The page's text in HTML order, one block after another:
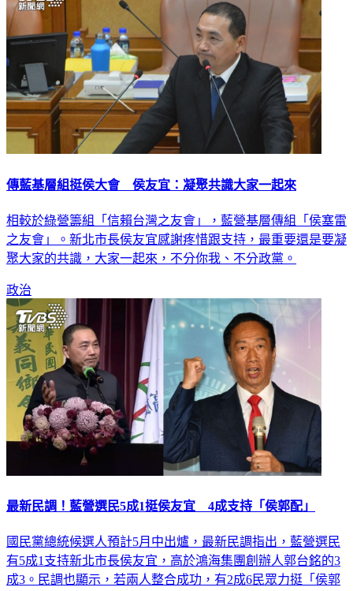
相較於綠營籌組「信賴台灣之友會」，藍營基層傳組「侯塞雷
之友會」。新北市長侯友宜感謝疼惜跟支持，最重要還是要凝
政治
國民黨總統候選人預計5月中出爐，最新民調指出，藍營選民
有5成1支持新北市長侯友宜，高於鴻海集團創辦人郭台銘的3